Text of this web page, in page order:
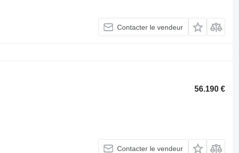
Contacter le vendeur
56.190 €
Contacter le vendeur